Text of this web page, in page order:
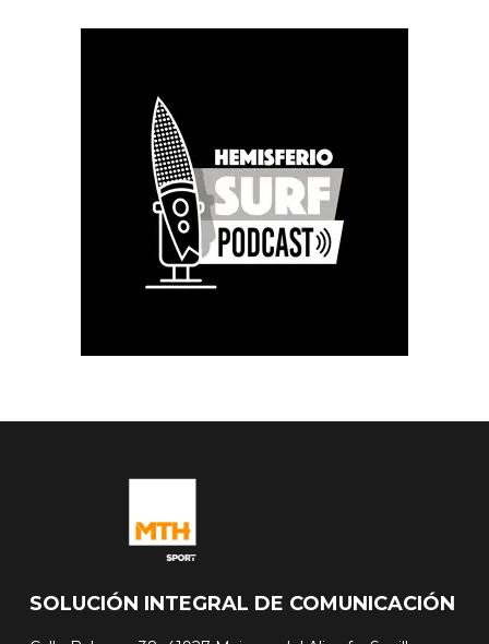
SOLUCIÓN INTEGRAL DE COMUNICACIÓN